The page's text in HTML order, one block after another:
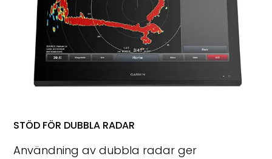
STÖD FÖR DUBBLA RADAR
Användning av dubbla radar ger